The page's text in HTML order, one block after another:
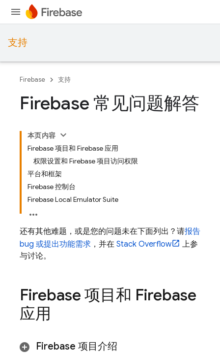
支持
Firebase 支持
Firebase 常见问题解答
本页内容
Firebase 项目和 Firebase 应用
权限设置和 Firebase 项目访问权限
平台和框架
Firebase 控制台
Firebase Local Emulator Suite
还有其他难题，或是您的问题未在下面列出？请报告
bug 或提出功能需求 ，并在 Stack Overflow
上参
与讨论。
Firebase 项目和 Firebase
应用
Firebase 项目介绍